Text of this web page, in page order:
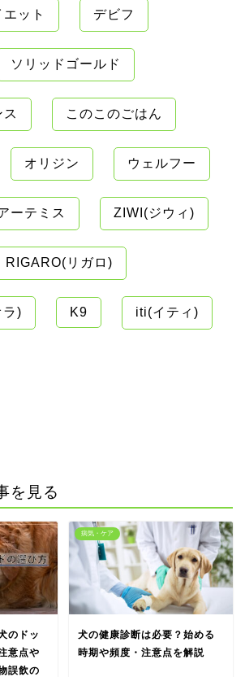
ット デビフ
ソリッドゴールド
このこのごはん
オリジン ウェルフー
ーテミス ZIWI(ジウィ)
RIGARO(リガロ)
ラ) K9 iti(イティ)
を見る
のドッ
意点や
誤飲の
病気・ケア
犬の健康診断は必要？始める
時期や頻度・注意点を解説